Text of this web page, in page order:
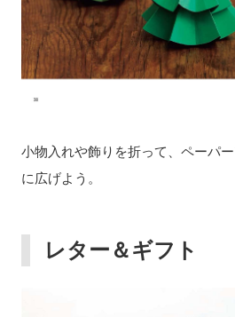
小物入れや飾りを折って、ペーパ
に広げよう。
レター＆ギフト